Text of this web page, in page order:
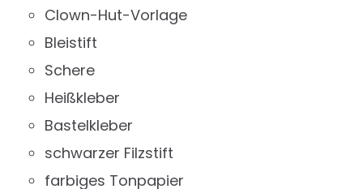
Clown-Hut-Vorlage
Bleistift
Schere
Heißkleber
Bastelkleber
schwarzer Filzstift
farbiges Tonpapier